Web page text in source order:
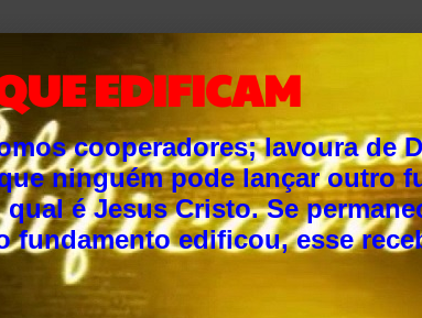
EDIFICAM
cooperadores; lavoura de
ninguém pode lançar outro
é Jesus Cristo. Se
fundamento edificou, esse